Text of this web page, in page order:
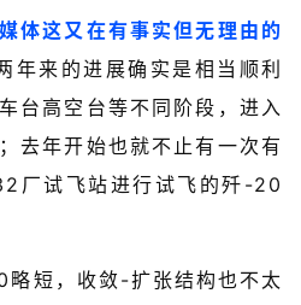
媒体这又在有事实但无理由的
年来的进展确实是相当顺利
台高空台等不同阶段，进入
去年开始也就不止有一次有
厂试飞站进行试飞的歼-20
短，收敛-扩张结构也不太